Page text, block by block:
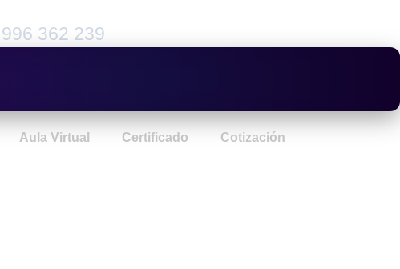
996 362 239
Aula Virtual Certificado Cotización